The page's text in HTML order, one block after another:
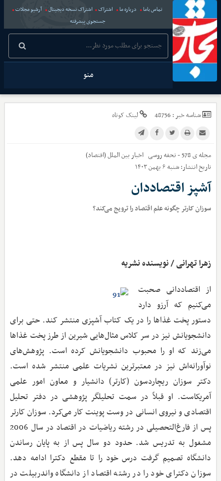
تماس باما درباره ما اشتراک اشتراک نسخه دیجیتال
آرشیو مجلات
جستجوی پیشرفته
منو
شناسه خبر :48756 لینک کوتاه
مجله ی 578 - تحفه روسی اخباربین الملل (اقتصاد)
تاریخ انتشار:شنبه ۶ بهمن ۱۴۰۳
آشپز اقتصاددان
سوزان کارتر چگونه علم اقتصاد را ترویج می‌کند؟
زهرا تهرانی / نویسنده نشریه
از اقتصاددانی صحبت
می‌کنیم که آرزو دارد
دستور پخت غذاها را در یک کتاب آشپزی منتشر کند. حتی برای
دانشجویانش نیز در سر کلاس مثال‌هایی شیرین از طرز پخت غذاها
می‌زند که او را محبوب دانشجویانش کرده است. پژوهش‌های
نوآورانه‌اش نیز در معتبرترین نشریات علمی منتشر شده است.
دکتر سوزان ریچاردسون (کارتر) دانشیار و معاون امور علمی
آمریکاست. او قبلاً در سمت تحلیلگر پژوهشی در دفتر تحلیل
اقتصادی و نیروی انسانی در وست پوینت کار می‌کرد. سوزان کارتر
پس از فارغ‌التحصیلی در رشته ریاضیات در اقتصاد در سال 2006
مشغول به تدریس شد. حدود دو سال پس از به پایان رساندن
دانشگاه تصمیم گرفت درس خود را تا مقطع دکترا ادامه دهد.
سوزان دکترای خود را در رشته اقتصاد از دانشگاه واندربیلت در